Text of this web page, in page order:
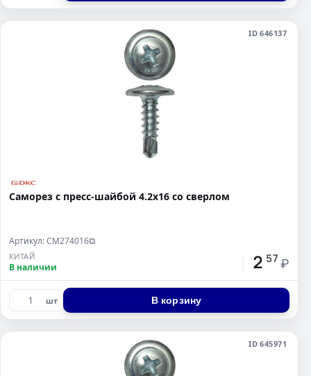
ID 646137
Саморез с пресс-шайбой 4.2x16 со сверлом
Артикул: CM274016⧉
КИТАЙ
В наличии 2 57 ₽
шт В корзину
ID 645971